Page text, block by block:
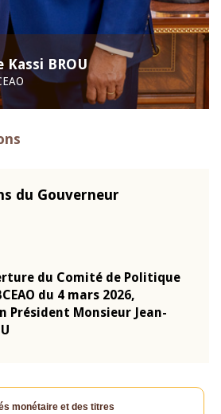
Kassi BROU
du Gouverneur
du Comité de Politique
du 4 mars 2026,
Président Monsieur Jean-
monétaire et des titres